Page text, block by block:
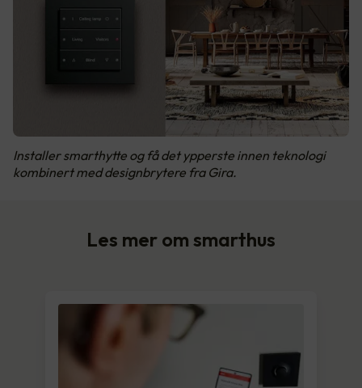
Installer smarthytte og få det ypperste innen teknologi
kombinert med designbrytere fra Gira.
Les mer om smarthus